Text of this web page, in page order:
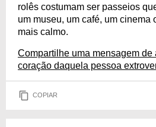
rolês costumam ser passeios
um museu, um café, um cinema
mais calmo.
Compartilhe uma mensagem de
coração daquela pessoa
COPIAR